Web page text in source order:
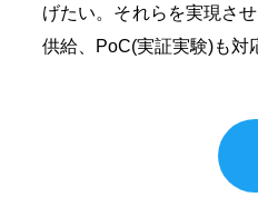
げたい。それらを実現さ
供給、PoC(実証実験)も対